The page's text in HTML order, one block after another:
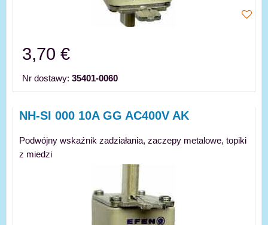
3,70 €
Nr dostawy: 35401-0060
NH-SI 000 10A GG AC400V AK
Podwójny wskaźnik zadziałania, zaczepy metalowe, topiki
z miedzi